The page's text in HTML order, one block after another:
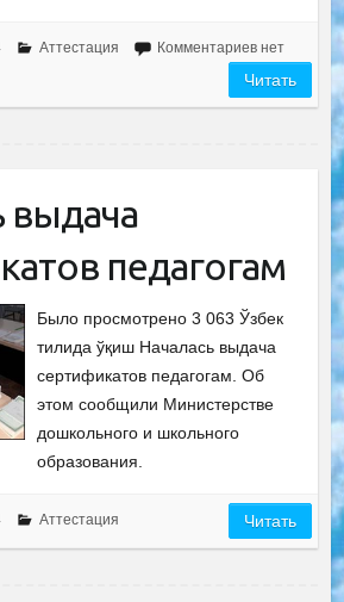
Аттестация Комментариев нет
Читать
выдача
педагогам
Было просмотрено 3 063 Ўзбек
тилида ўқиш Началась выдача
сертификатов педагогам. Об
этом сообщили Министерстве
дошкольного и школьного
образования.
Аттестация Читать